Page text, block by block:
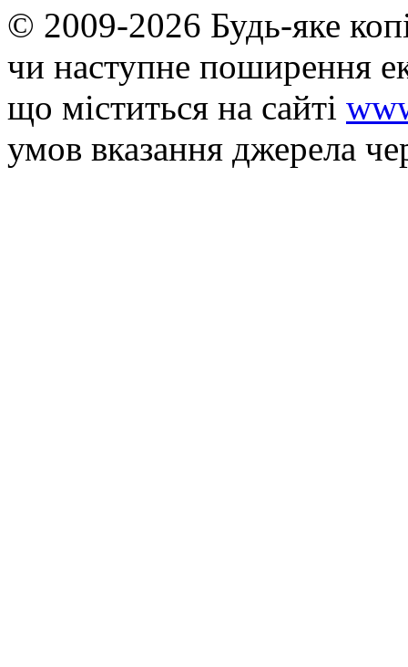
© 2009-2026 Будь-яке
чи наступне поширення
що мiститься на сайті
умов вказання джерела